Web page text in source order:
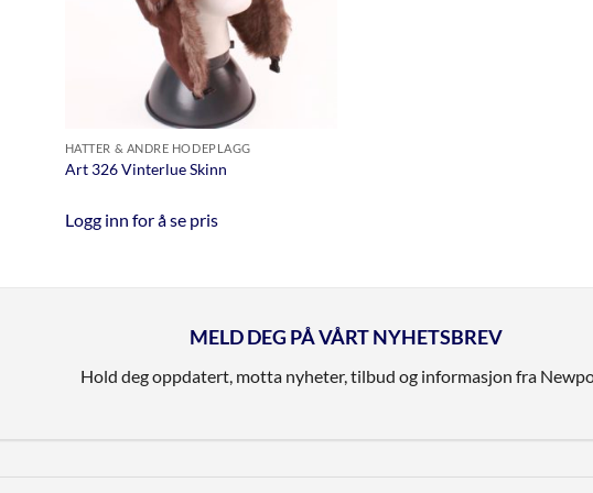
HATTER & ANDRE HODEPLAGG
Art 326 Vinterlue Skinn
Logg inn for å se pris
MELD DEG PÅ VÅRT NYHETSBREV
Hold deg oppdatert, motta nyheter, tilbud og informasjon fra